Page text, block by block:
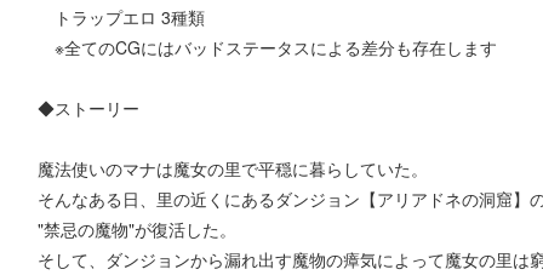
トラップエロ 3種類
※全てのCGにはバッドステータスによる差分も存在します
◆ストーリー
魔法使いのマナは魔女の里で平穏に暮らしていた。
そんなある日、里の近くにあるダンジョン【アリアドネの洞窟】
"禁忌の魔物"が復活した。
そして、ダンジョンから漏れ出す魔物の瘴気によって魔女の里は